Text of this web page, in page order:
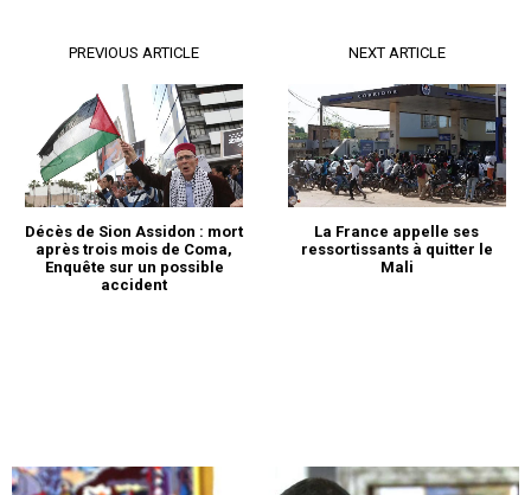
PREVIOUS ARTICLE
Décès de Sion Assidon : mort
après trois mois de Coma,
Enquête sur un possible
accident
NEXT ARTICLE
La France appelle ses
ressortissants à quitter le
Mali